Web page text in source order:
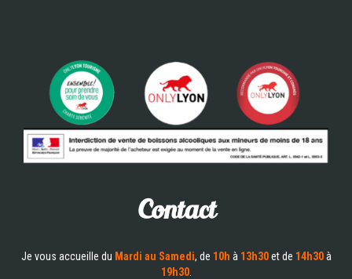
Contact
Je vous accueille du Mardi au Samedi, de 10h à 13h30et de 14h30à
19h30.